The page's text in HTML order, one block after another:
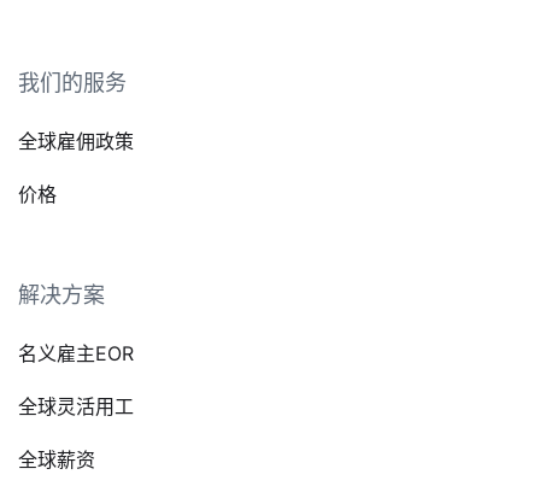
我们的服务
全球雇佣政策
价格
解决方案
名义雇主EOR
全球灵活用工
全球薪资